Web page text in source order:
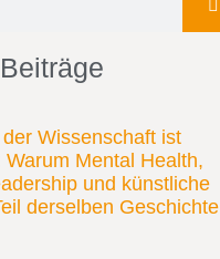
Wissenschaft ist
Warum Mental Health,
und künstliche
derselben Geschichte